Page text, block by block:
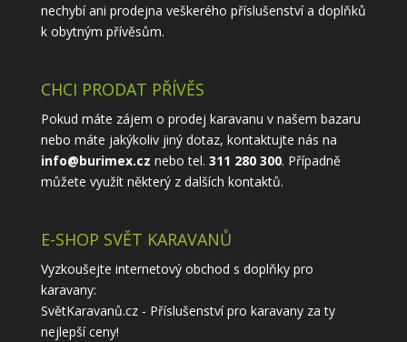
nechybí ani prodejna veškerého příslušenství a doplňků
k obytným přívěsům.
CHCI PRODAT PŘÍVĚS
Pokud máte zájem o prodej karavanu v našem bazaru
nebo máte jakýkoliv jiný dotaz, kontaktujte nás na
info@burimex.cz nebo tel. 311 280 300. Případně
můžete využít některý z dalších kontaktů.
E-SHOP SVĚT KARAVANŮ
Vyzkoušejte internetový obchod s doplňky pro
karavany:
SvětKaravanů.cz - Příslušenství pro karavanyza ty
nejlepší ceny!